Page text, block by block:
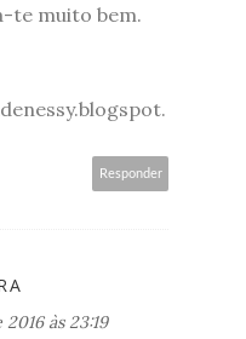
te muito bem.
Responder
às 23:19